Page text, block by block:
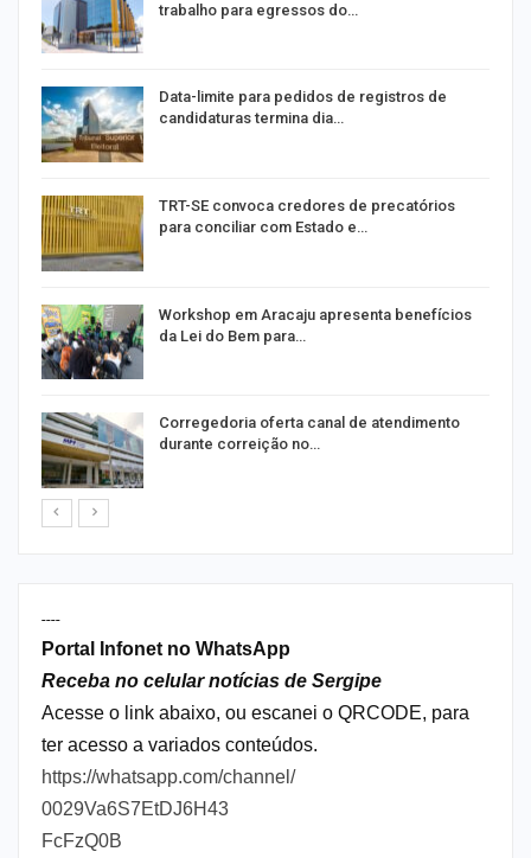
trabalho para egressos do…
Data-limite para pedidos de registros de
candidaturas termina dia…
TRT-SE convoca credores de precatórios
para conciliar com Estado e…
Workshop em Aracaju apresenta benefícios
da Lei do Bem para…
Corregedoria oferta canal de atendimento
durante correição no…
----
Portal Infonet no WhatsApp
Receba no celular notícias de Sergipe
Acesse o link abaixo, ou escanei o QRCODE, para
ter acesso a variados conteúdos.
https://whatsapp.com/channel/
0029Va6S7EtDJ6H43
FcFzQ0B